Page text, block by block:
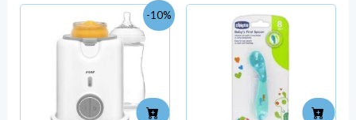
-10%
prix
initial
était :
TND
prix
actuel
est :
TND